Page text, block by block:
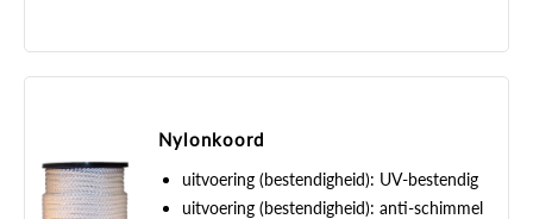
Nylonkoord
uitvoering (bestendigheid): UV-bestendig
uitvoering (bestendigheid): anti-schimmel